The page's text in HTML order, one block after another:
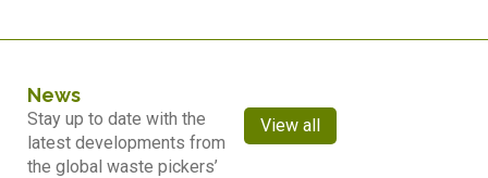
News
Stay up to date with the
latest developments from
the global waste pickers’
View all